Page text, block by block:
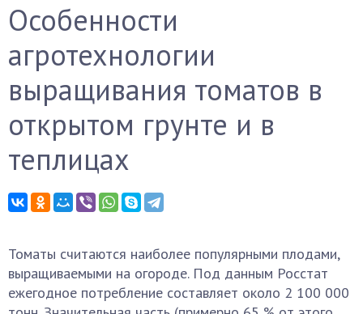
Особенности
агротехнологии
выращивания томатов в
открытом грунте и в
теплицах
Томаты считаются наиболее популярными плодами,
выращиваемыми на огороде. Под данным Росстат
ежегодное потребление составляет около 2 100 000